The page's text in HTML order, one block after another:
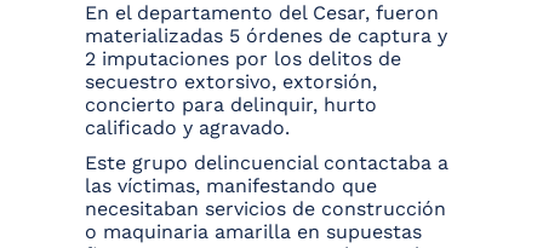
En el departamento del Cesar, fueron
materializadas 5 órdenes de captura y
2 imputaciones por los delitos de
secuestro extorsivo, extorsión,
concierto para delinquir, hurto
calificado y agravado.
Este grupo delincuencial contactaba a
las víctimas, manifestando que
necesitaban servicios de construcción
o maquinaria amarilla en supuestas